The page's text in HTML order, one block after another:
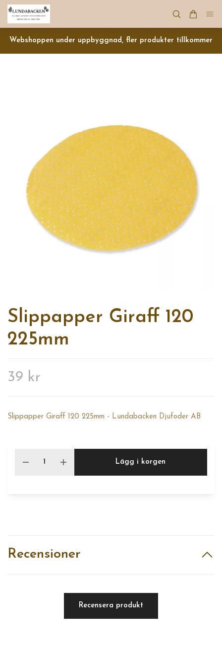
Webshoppen under uppbyggnad, fler produkter tillkommer
Slippapper Giraff 120
225mm
39 kr
Slippapper Giraff 120 225mm - Lundabacken Djufoder AB
Lägg i korgen
Recensioner
Recensera produkt